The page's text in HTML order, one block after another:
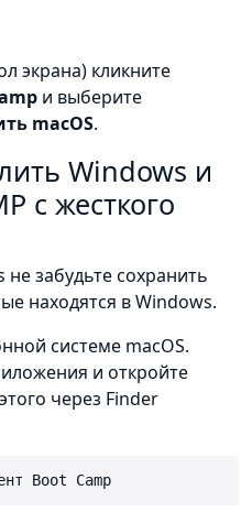
экрана) кликните
и выберите
macOS.
Windows и
с жесткого
забудьте сохранить
находятся в Windows.
системе macOS.
и откройте
через Finder
Boot Camp